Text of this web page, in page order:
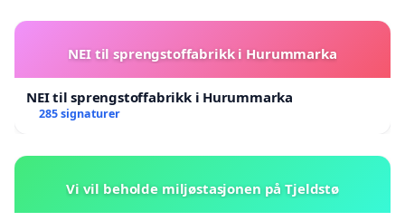
NEI til sprengstoffabrikk i Hurummarka
NEI til sprengstoffabrikk i Hurummarka
285 signaturer
Vi vil beholde miljøstasjonen på Tjeldstø